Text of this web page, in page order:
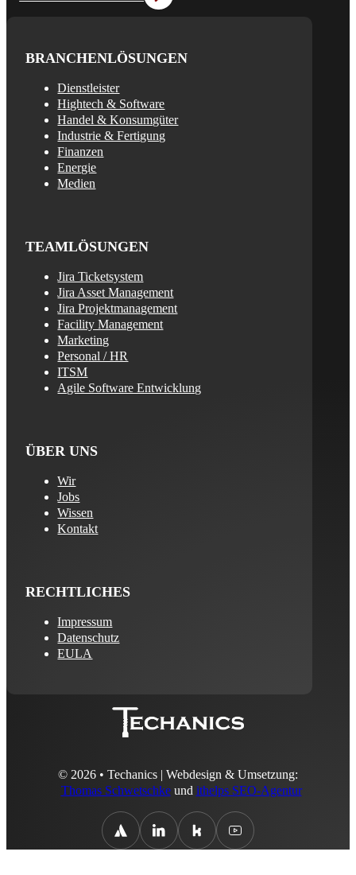
BRANCHENLÖSUNGEN
Dienstleister
Hightech & Software
Handel & Konsumgüter
Industrie & Fertigung
Finanzen
Energie
Medien
TEAMLÖSUNGEN
Jira Ticketsystem
Jira Asset Management
Jira Projektmanagement
Facility Management
Marketing
Personal / HR
ITSM
Agile Software Entwicklung
ÜBER UNS
Wir
Jobs
Wissen
Kontakt
RECHTLICHES
Impressum
Datenschutz
EULA
© 2026 • Techanics | Webdesign & Umsetzung:
Thomas Schwetschkeund ithelps SEO-Agentur